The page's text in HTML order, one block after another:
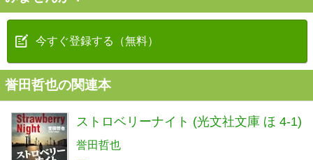
今すぐ登録する（無料）
誉田哲也の関連本
ストロベリーナイト (光文社文庫 ほ 4-1)
誉田哲也